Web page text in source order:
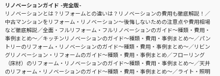
リノベーションガイド -完全版-
リノベーションとは？リフォームとの違いは？リノベーションの費用も徹底解説！
中古マンションをリフォーム・リノベーション〜後悔しないための注意点や費用相場
など徹底解説
全面・フルリフォーム・フルリノベーションのガイド〜種類・費用・
事例まとめ〜
キッチンリノベーションのガイド〜種類・費用・事例まとめ〜
パン
トリーのリフォーム・リノベーションのガイド〜種類・費用・事例まとめ〜
リビン
グリノベーション・リフォームのガイド〜種類・費用・事例まとめ
フローリング
（床材）のリフォーム・リノベーションのガイド〜種類・費用・事例まとめ〜
天井
のリフォーム・リノベーションのガイド〜種類・費用・事例まとめ〜
ライト・照明